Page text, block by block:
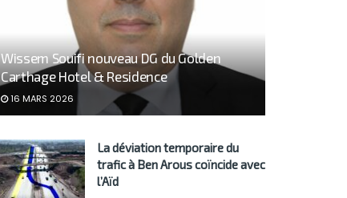
Wissem Souifi nouveau DG du Golden
Carthage Hotel & Residence
16 MARS 2026
La déviation temporaire du
trafic à Ben Arous coïncide avec
l’Aïd